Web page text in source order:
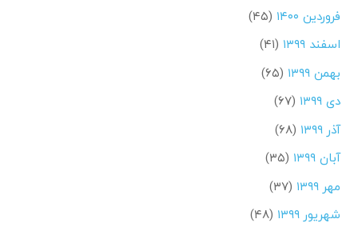
فروردین ۱۴۰۰
(۴۵)
اسفند ۱۳۹۹
(۴۱)
بهمن ۱۳۹۹
(۶۵)
دی ۱۳۹۹
(۶۷)
آذر ۱۳۹۹
(۶۸)
آبان ۱۳۹۹
(۳۵)
مهر ۱۳۹۹
(۳۷)
شهریور ۱۳۹۹
(۴۸)